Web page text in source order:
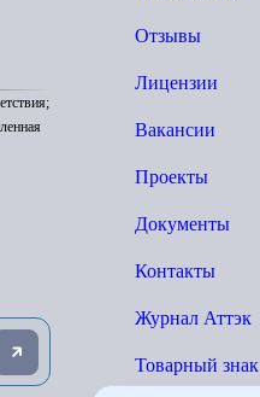
Отзывы
Лицензии
Вакансии
Проекты
Документы
Контакты
Журнал Аттэк
Товарный знак